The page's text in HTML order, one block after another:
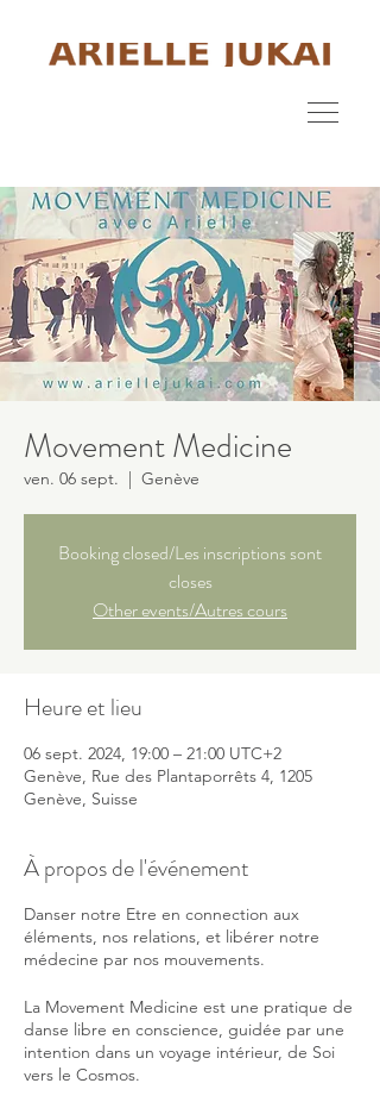
Movement Medicine
ven. 06 sept.
  |
Genève
Booking closed/Les inscriptions sont
closes
Other events/Autres cours
Heure et lieu
06 sept. 2024, 19:00 – 21:00 UTC+2
Genève, Rue des Plantaporrêts 4, 1205
Genève, Suisse
À propos de l'événement
Danser notre Etre en connection aux
éléments, nos relations, et libérer notre
médecine par nos mouvements.
La Movement Medicine est une pratique de
danse libre en conscience, guidée par une
intention dans un voyage intérieur, de Soi
vers le Cosmos.